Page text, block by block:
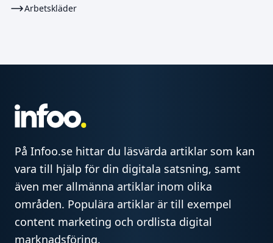
Arbetskläder
På Infoo.se hittar du läsvärda artiklar som kan
vara till hjälp för din digitala satsning, samt
även mer allmänna artiklar inom olika
områden. Populära artiklar är till exempel
content marketing och ordlista digital
marknadsföring.